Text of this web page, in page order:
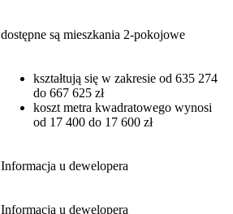
dostępne są mieszkania 2-pokojowe
kształtują się w zakresie od 635 274
do 667 625 zł
koszt metra kwadratowego wynosi
od 17 400 do 17 600 zł
Informacja u dewelopera
Informacja u dewelopera